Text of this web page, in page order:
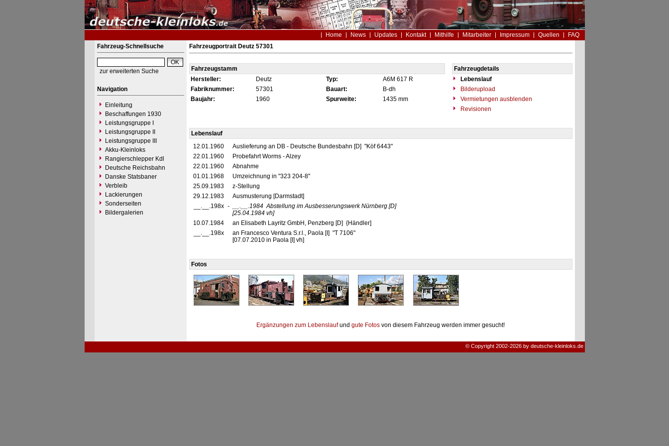
Home News Updates Kontakt Mithilfe Mitarbeiter Impressum Quellen
FAQ
Fahrzeug-Schnellsuche
zur erweiterten Suche
Navigation
Einleitung
Beschaffungen 1930
Leistungsgruppe I
Leistungsgruppe II
Leistungsgruppe III
Akku-Kleinloks
Rangierschlepper Kdl
Deutsche Reichsbahn
Danske Statsbaner
Verbleib
Lackierungen
Sonderseiten
Bildergalerien
Fahrzeugportrait Deutz 57301
Fahrzeugstamm
Fahrzeugdetails
Hersteller:
Deutz Typ: A6M 617 R
Lebenslauf
Fabriknummer:
57301 Bauart: B-dh
Bilderupload
Baujahr:
1960 Spurweite: 1435 mm
Vermietungen ausblenden
Revisionen
Lebenslauf
12.01.1960
Auslieferung an DB - Deutsche Bundesbahn [D] "Köf 6443"
22.01.1960
Probefahrt Worms - Alzey
22.01.1960
Abnahme
01.01.1968
Umzeichnung in "323 204-8"
25.09.1983
z-Stellung
29.12.1983
Ausmusterung [Darmstadt]
__.__.198x - __.__.1984 Abstellung im Ausbesserungswerk Nürnberg [D]
[25.04.1984 vh]
10.07.1984
an Elisabeth Layritz GmbH, Penzberg [D] {Händler]
__.__.198x
an Francesco Ventura S.r.l., Paola [I] "T 7106"
[07.07.2010 in Paola [I] vh]
Fotos
Ergänzungen zum Lebenslaufund gute Fotos von diesem Fahrzeug werden immer gesucht!
© Copyright 2002-2026 by deutsche-kleinloks.de